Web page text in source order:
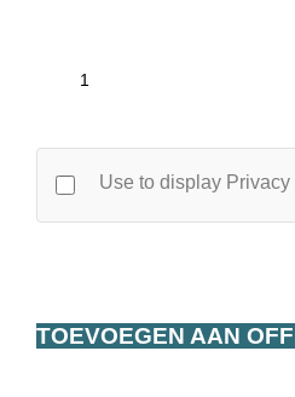
Use to display
TOEVOEGEN AAN